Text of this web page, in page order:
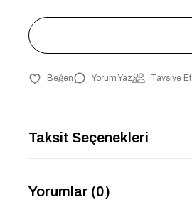
Yorum Yaz Tavsiye Et
Taksit Seçenekleri
Yorumlar (0)